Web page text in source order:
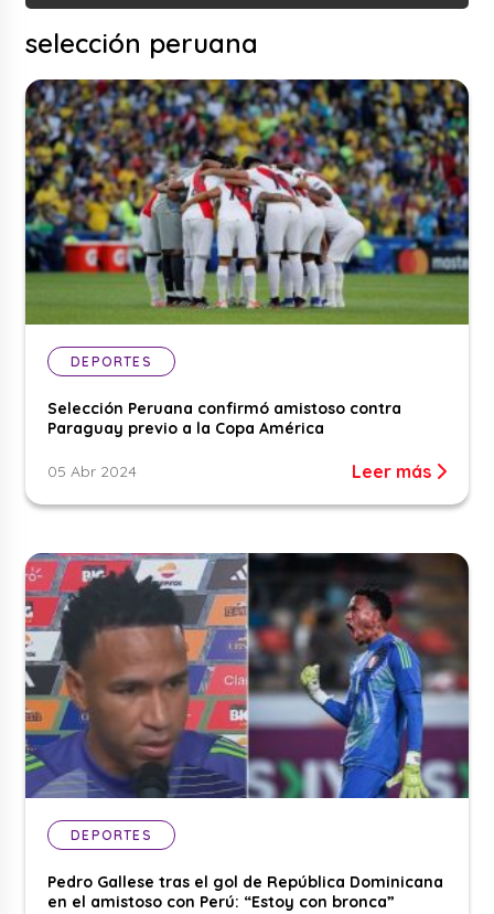
selección peruana
DEPORTES
Selección Peruana confirmó amistoso contra
Paraguay previo a la Copa América
05 Abr 2024 Leer más
DEPORTES
Pedro Gallese tras el gol de República Dominicana
en el amistoso con Perú: “Estoy con bronca”